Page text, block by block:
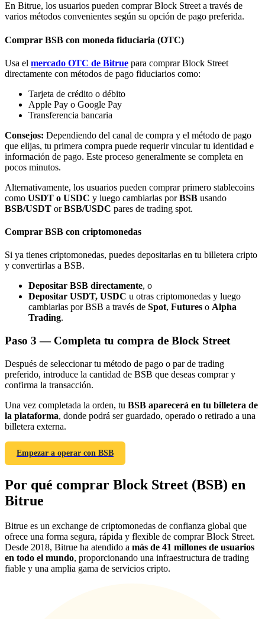
Bitrue Partners
Afiliados de Bitrue
Referencia
Invita a un amigo para recibir recompensas en efectivo
BTC Welcome Rewards
BTC Welcome Rewards
Deposit & Trade BTC to Share 25000 USDT prize pool!
Deposit CASHCAT & Win
Share 500000 CASHCAT prize pool
En Bitrue, los usuarios pueden comprar Block Street a través de
varios métodos convenientes según su opción de pago preferida.
Comprar BSB con moneda fiduciaria (OTC)
Usa el mercado OTC de Bitrue para comprar Block Street
directamente con métodos de pago fiduciarios como:
Tarjeta de crédito o débito
Apple Pay o Google Pay
Transferencia bancaria
Consejos: Dependiendo del canal de compra y el método de pago
que elijas, tu primera compra puede requerir vincular tu identidad e
información de pago. Este proceso generalmente se completa en
pocos minutos.
Alternativamente, los usuarios pueden comprar primero stablecoins
como USDT o USDC y luego cambiarlas porBSB usando
BSB/USDT orBSB/USDC pares de trading spot.
Comprar BSB con criptomonedas
Si ya tienes criptomonedas, puedes depositarlas en tu billetera cripto
y convertirlas a BSB.
Depositar BSB directamente, o
Depositar USDT, USDC u otras criptomonedas y luego
cambiarlas por BSB a través de Spot, Futures o Alpha
Trading.
Paso 3 — Completa tu compra de Block Street
Después de seleccionar tu método de pago o par de trading
preferido, introduce la cantidad de BSB que deseas comprar y
confirma la transacción.
Una vez completada la orden, tu BSB aparecerá en tu billetera de
la plataforma, donde podrá ser guardado, operado o retirado a una
billetera externa.
Empezar a operar con BSB
Por qué comprar Block Street (BSB) en
Bitrue
Bitrue es un exchange de criptomonedas de confianza global que
ofrece una forma segura, rápida y flexible de comprar Block Street.
Desde 2018, Bitrue ha atendido a más de 41 millones de usuarios
en todo el mundo, proporcionando una infraestructura de trading
fiable y una amplia gama de servicios cripto.